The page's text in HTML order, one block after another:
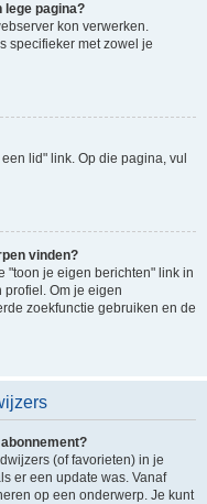
lege pagina?
kon verwerken.
specifieker met zowel je
lid" link. Op die pagina, vul
vinden?
"toon je eigen berichten" link in
profiel. Om je eigen
zoekfunctie gebruiken en de
(of favorieten) in je
er een update was. Vanaf
op een onderwerp. Je kunt